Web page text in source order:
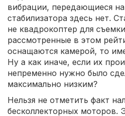
вибрации, передающиеся
стабилизатора здесь нет.
не квадрокоптер для
рассмотренные в этом
оснащаются камерой, то
Ну а как иначе, если их
непременно нужно было
максимально низким?
Нельзя не отметить факт
бесколлекторных моторов.